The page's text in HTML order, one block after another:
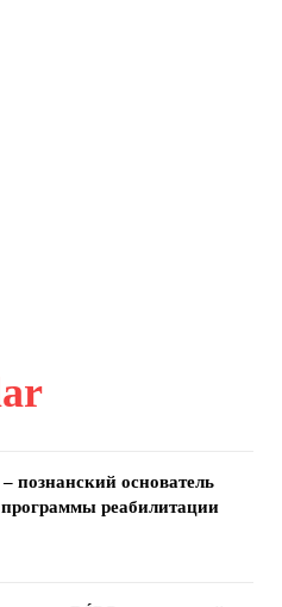
познанский основатель
реабилитации